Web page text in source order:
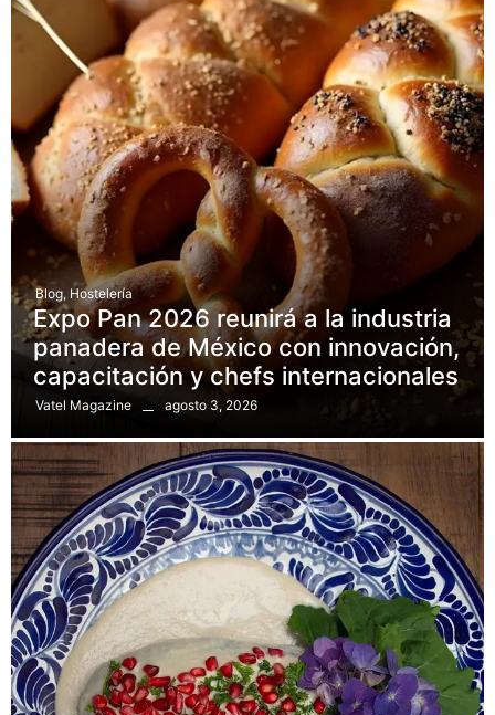
Blog, Hostelería
Expo Pan 2026 reunirá a la industria
panadera de México con innovación,
capacitación y chefs internacionales
Vatel Magazine agosto 3, 2026